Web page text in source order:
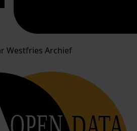
Westfries Archief